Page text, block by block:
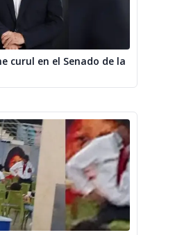
curul en el Senado de la